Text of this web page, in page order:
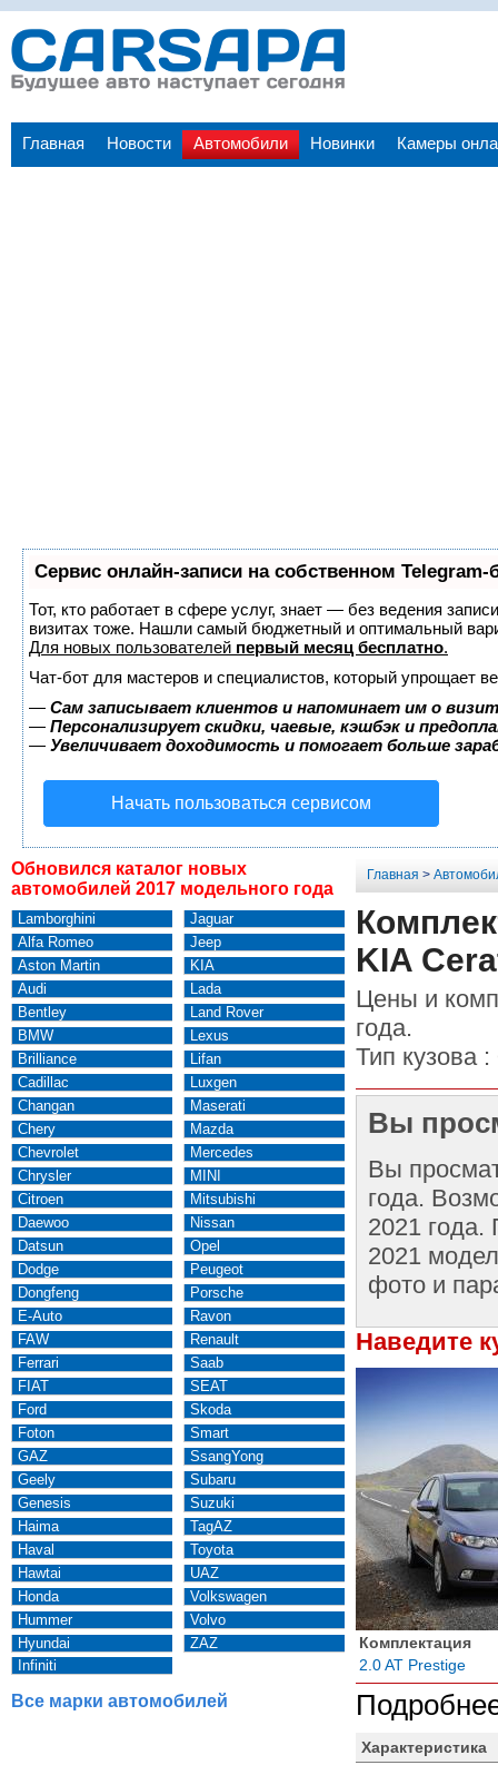
Главная Новости Автомобили Новинки Камеры
Сервис онлайн-записи на собственном Telegram-
Тот, кто работает в сфере услуг, знает — без ведения
визитах тоже. Нашли самый бюджетный и оптимальный
Для новых пользователей первый месяц бесплатно.
Чат-бот для мастеров и специалистов, который упрощает
— Сам записывает клиентов и напоминает им о
— Персонализирует скидки, чаевые, кэшбэк и
— Увеличивает доходимость и помогает больше
Начать пользоваться сервисом
Обновился каталог новых
автомобилей 2017 модельного года
Lamborghini
Alfa Romeo
Aston Martin
Audi
Bentley
BMW
Brilliance
Cadillac
Changan
Chery
Chevrolet
Chrysler
Citroen
Daewoo
Datsun
Dodge
Dongfeng
E-Auto
FAW
Ferrari
FIAT
Ford
Foton
GAZ
Geely
Genesis
Haima
Haval
Hawtai
Honda
Hummer
Hyundai
Infiniti
Jaguar
Jeep
KIA
Lada
Land Rover
Lexus
Lifan
Luxgen
Maserati
Mazda
Mercedes
MINI
Mitsubishi
Nissan
Opel
Peugeot
Porsche
Ravon
Renault
Saab
SEAT
Skoda
Smart
SsangYong
Subaru
Suzuki
TagAZ
Toyota
UAZ
Volkswagen
Volvo
ZAZ
Все марки автомобилей
Главная >
KIA
Цены и
года.
Тип кузова :
Вы
Вы
года.
2021 года.
2021
фото и
Наведите
Комплектация
2.0 AT Prestige
Характеристика